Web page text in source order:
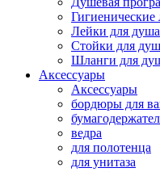
Гигиенические
Лейки для душа
Стойки для
Шланги для
Аксессуары
Аксессуары
бордюры для
ведра
для полотенца
для унитаза